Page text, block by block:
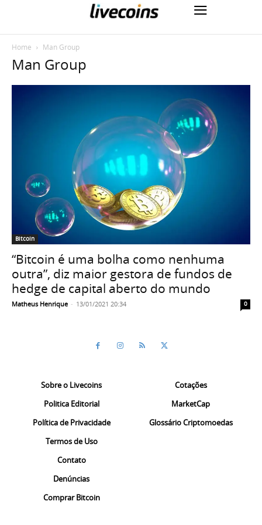
Home Man Group
Man Group
Bitcoin
“Bitcoin é uma bolha como nenhuma
outra”, diz maior gestora de fundos de
hedge de capital aberto do mundo
Matheus Henrique - 13/01/2021 20:34 0
Sobre o Livecoins
Politica Editorial
Política de Privacidade
Termos de Uso
Contato
Denúncias
Comprar Bitcoin
Cotações
MarketCap
Glossário Criptomoedas